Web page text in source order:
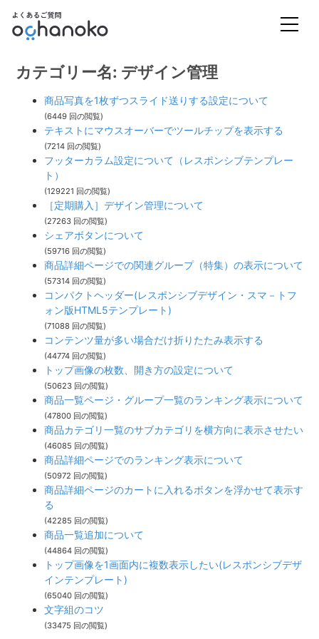
カテゴリー名: デザイン管理
商品写真を1枚ずつスライド送りする設定について
(6449 回の閲覧)
テキストにマウスオーバーでツールチップを表示する
(7214 回の閲覧)
フッターカラム設定について（レスポンシブテンプレー
ト）
(129221 回の閲覧)
［定期購入］デザイン管理について
(27263 回の閲覧)
シェアボタンについて
(59716 回の閲覧)
商品詳細ページでの関連グループ（特集）の表示について
(57314 回の閲覧)
コンパクトヘッダー(レスポンシブデザイン・スマ－トフ
ォン版HTML5テンプレート)
(71088 回の閲覧)
コンテンツ量が多い場合だけ折りたたみ表示する
(44774 回の閲覧)
トップ画像の枚数、開き方の設定について
(50623 回の閲覧)
商品一覧ページ・グループ一覧のランキング表示について
(47800 回の閲覧)
商品カテゴリ一覧のサブカテゴリを横方向に表示させたい
(46085 回の閲覧)
商品詳細ページでのランキング表示について
(50972 回の閲覧)
商品詳細ページのカートに入れるボタンを浮かせて表示す
る
(42285 回の閲覧)
商品一覧追加について
(44864 回の閲覧)
トップ画像を1画面内に複数表示したい(レスポンシブデザ
インテンプレート)
(65040 回の閲覧)
文字組のコツ
(33475 回の閲覧)